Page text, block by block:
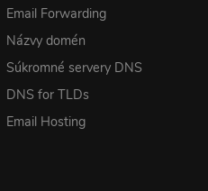
Email Forwarding
Názvy domén
Súkromné servery DNS
DNS for TLDs
Email Hosting